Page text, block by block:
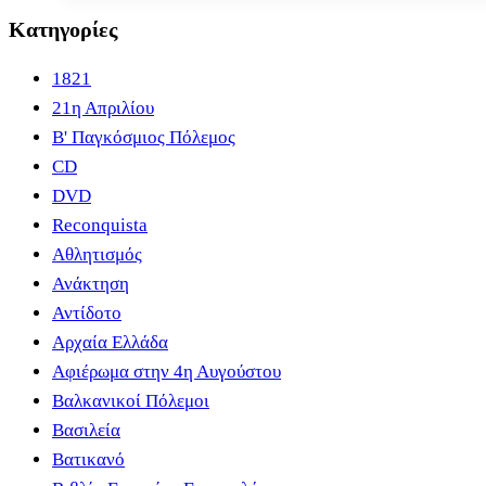
Κατηγορίες
1821
21η Απριλίου
B' Παγκόσμιος Πόλεμος
CD
DVD
Reconquista
Αθλητισμός
Ανάκτηση
Αντίδοτο
Αρχαία Ελλάδα
Αφιέρωμα στην 4η Αυγούστου
Βαλκανικοί Πόλεμοι
Βασιλεία
Βατικανό